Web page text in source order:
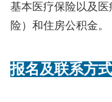
基本医疗保险以及
险）和住房公积金。
报名及联系方式